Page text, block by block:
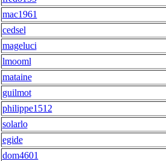
mac1961
cedsel
mageluci
lmooml
mataine
guilmot
philippe1512
solarlo
egide
dom4601